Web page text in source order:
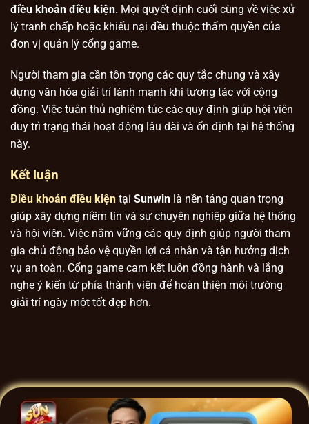
điều khoản điều kiện. Mọi quyết định cuối cùng về việc xử
lý tranh chấp hoặc khiếu nại đều thuộc thẩm quyền của
đơn vị quản lý cổng game.
Người tham gia cần tôn trọng các quy tắc chung và xây
dựng văn hóa giải trí lành mạnh khi tương tác với cộng
đồng. Việc tuân thủ nghiêm túc các quy định giúp hội viên
duy trì trạng thái hoạt động lâu dài và ổn định tại hệ thống
này.
Kết luận
Điều khoản điều kiện tại Sunwin là nền tảng quan trọng
giúp xây dựng niềm tin và sự chuyên nghiệp giữa hệ thống
và hội viên. Việc nắm vững các quy định giúp người tham
gia chủ động bảo vệ quyền lợi cá nhân và tận hưởng dịch
vụ an toàn. Cổng game cam kết luôn đồng hành và lắng
nghe ý kiến từ phía thành viên để hoàn thiện môi trường
giải trí ngày một tốt đẹp hơn.